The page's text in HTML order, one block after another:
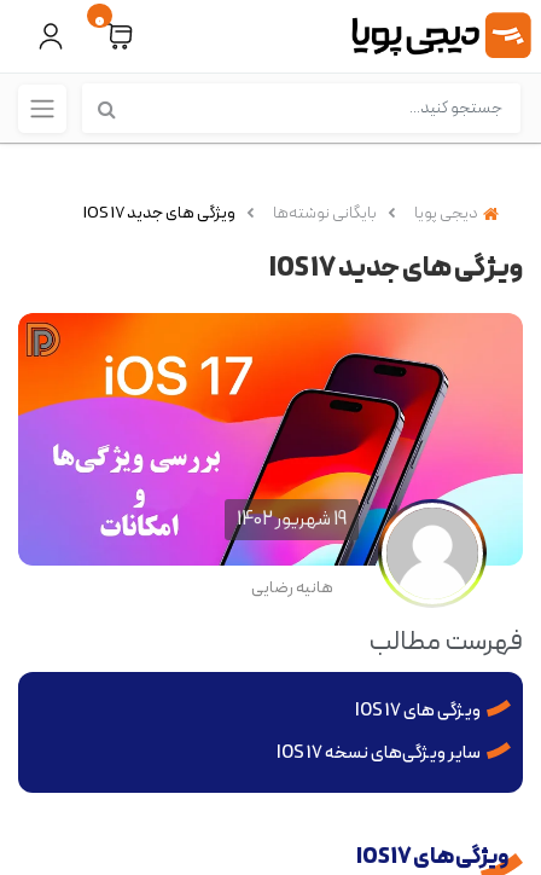
0
دیجی پویا بایگانی نوشته‌ها ویژگی های جدید IOS 17
ویژگی های جدید IOS 17
19 شهریور 1402
هانیه رضایی
فهرست مطالب
ویژگی های IOS 17
سایر ویژگی‌های نسخه IOS 17
ویژگی های IOS 17